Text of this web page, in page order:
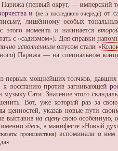
Парижа (первый округ, — имперский
и(не в последнюю очередь) от
лишённому особых
этого момента и начинается
с «садизмом»). Для справки
исполненным опусом стали «
Парижа — на специальном
первых мощнейших толчков,
восстанию против загнивающей
музыку Сати. Значение этого
Вот, уже который раз за
ценностей, указав новые пути
выставив на сценусвою особенную,
именно здесь, в манифесте «Новый
происшествия)вспоминали о нём